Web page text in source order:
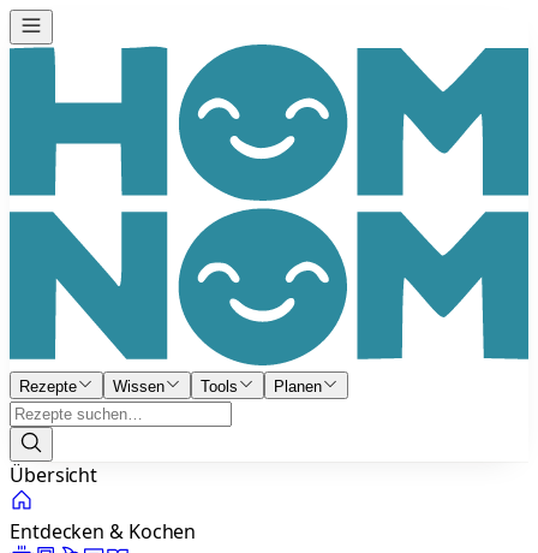
Rezepte Wissen Tools Planen
Übersicht
Entdecken & Kochen